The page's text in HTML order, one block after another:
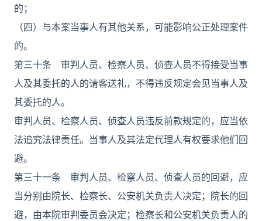
的；
（四）与本案当事人有其他关系，可能影响公正处理案件
的。
第三十条 审判人员、检察人员、侦查人员不得接受当事
人及其委托的人的请客送礼，不得违反规定会见当事人及
其委托的人。
审判人员、检察人员、侦查人员违反前款规定的，应当依
法追究法律责任。当事人及其法定代理人有权要求他们回
避。
第三十一条 审判人员、检察人员、侦查人员的回避，应
当分别由院长、检察长、公安机关负责人决定；院长的回
避，由本院审判委员会决定；检察长和公安机关负责人的